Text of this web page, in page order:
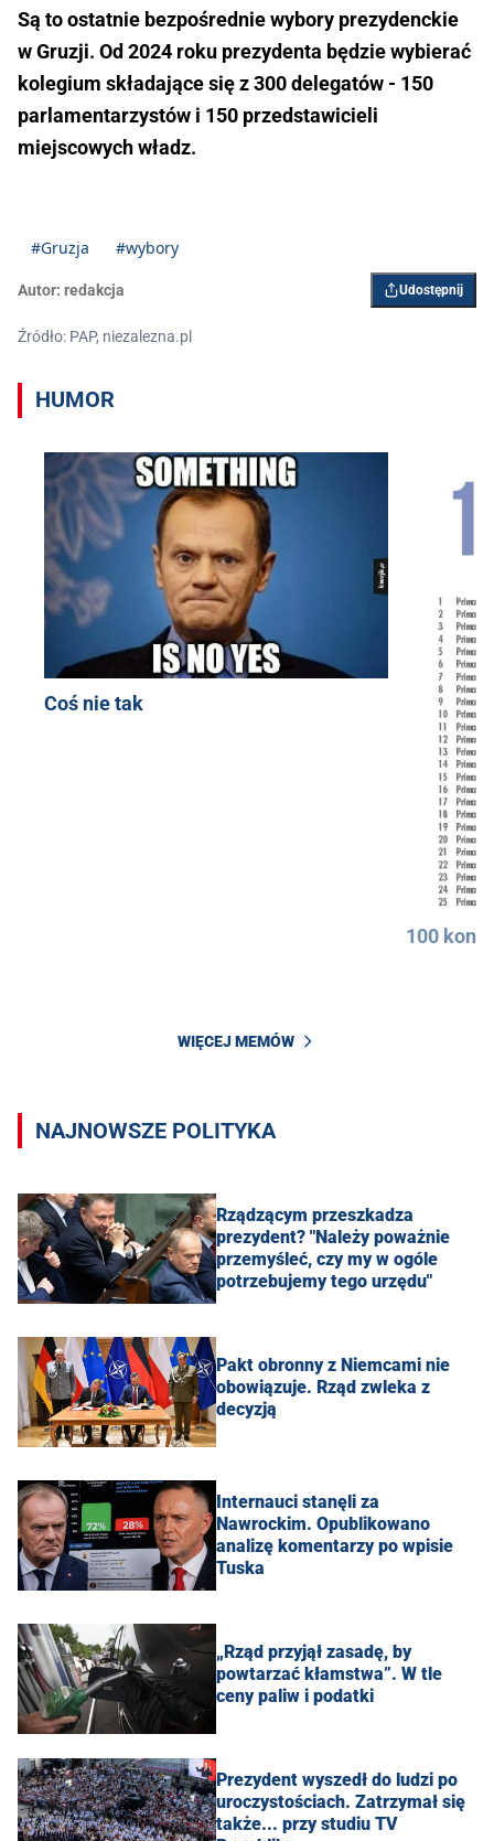
Są to ostatnie bezpośrednie wybory prezydenckie
w Gruzji. Od 2024 roku prezydenta będzie wybierać
kolegium składające się z 300 delegatów - 150
parlamentarzystów i 150 przedstawicieli
miejscowych władz.
#Gruzja #wybory
Autor: redakcja Udostępnij
Źródło: PAP, niezalezna.pl
HUMOR
Coś nie tak
100
WIĘCEJ MEMÓW
NAJNOWSZE POLITYKA
Rządzącym przeszkadza
prezydent? "Należy poważnie
przemyśleć, czy my w ogóle
potrzebujemy tego urzędu"
Pakt obronny z Niemcami nie
obowiązuje. Rząd zwleka z
decyzją
Internauci stanęli za
Nawrockim. Opublikowano
analizę komentarzy po wpisie
Tuska
„Rząd przyjął zasadę, by
powtarzać kłamstwa”. W tle
ceny paliw i podatki
Prezydent wyszedł do ludzi po
uroczystościach. Zatrzymał się
także... przy studiu TV